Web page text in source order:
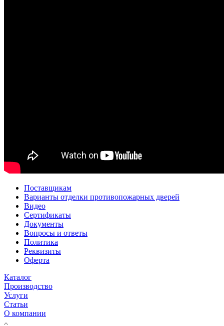
Поставщикам
Варианты отделки противопожарных дверей
Видео
Сертификаты
Документы
Вопросы и ответы
Политика
Реквизиты
Оферта
Каталог
Производство
Услуги
Статьи
О компании